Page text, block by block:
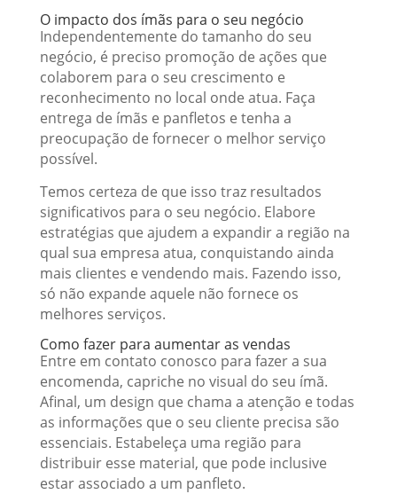
O impacto dos ímãs para o seu negócio
Independentemente do tamanho do seu
negócio, é preciso promoção de ações que
colaborem para o seu crescimento e
reconhecimento no local onde atua. Faça
entrega de ímãs e panfletos e tenha a
preocupação de fornecer o melhor serviço
possível.
Temos certeza de que isso traz resultados
significativos para o seu negócio. Elabore
estratégias que ajudem a expandir a região na
qual sua empresa atua, conquistando ainda
mais clientes e vendendo mais. Fazendo isso,
só não expande aquele não fornece os
melhores serviços.
Como fazer para aumentar as vendas
Entre em contato conosco para fazer a sua
encomenda, capriche no visual do seu ímã.
Afinal, um design que chama a atenção e todas
as informações que o seu cliente precisa são
essenciais. Estabeleça uma região para
distribuir esse material, que pode inclusive
estar associado a um panfleto.